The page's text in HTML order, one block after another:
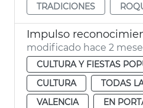
TRADICIONES
modificado hace 2
CULTURA Y FIESTAS
CULTURA
TODAS
VALENCIA
EN